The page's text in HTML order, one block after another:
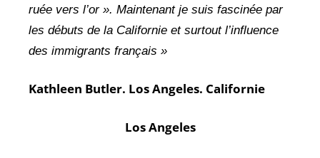
ruée vers l’or ». Maintenant je suis fascinée par
les débuts de la Californie et surtout l’influence
des immigrants français »
Kathleen Butler. Los Angeles. Californie
Los Angeles